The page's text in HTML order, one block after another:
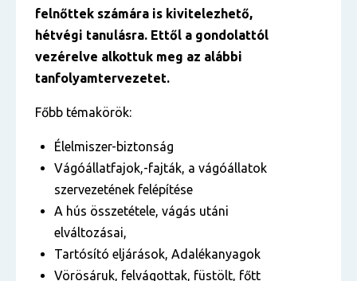
felnőttek számára is kivitelezhető,
hétvégi tanulásra. Ettől a gondolattól
vezérelve alkottuk meg az alábbi
tanfolyamtervezetet.
Főbb témakörök:
Élelmiszer-biztonság
Vágóállatfajok,-fajták, a vágóállatok
szervezetének felépítése
A hús összetétele, vágás utáni
elváltozásai,
Tartósító eljárások, Adalékanyagok
Vörösáruk, felvágottak, füstölt, főtt